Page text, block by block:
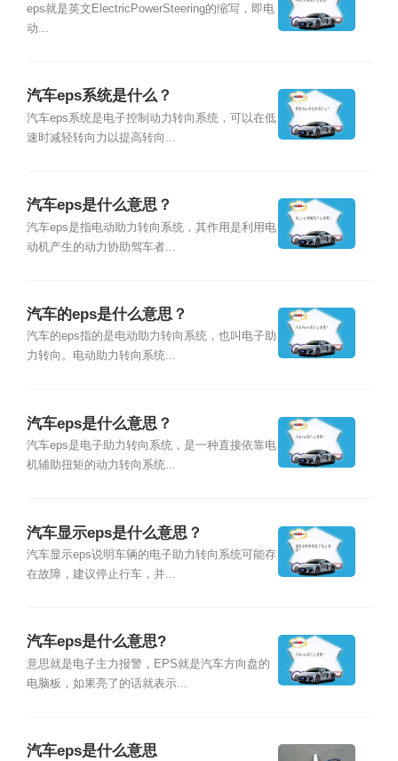
eps就是英文ElectricPowerSteering的缩写，即电
动...
汽车eps系统是什么？
汽车eps系统是电子控制动力转向系统，可以在低
速时减轻转向力以提高转向...
汽车eps是什么意思？
汽车eps是指电动助力转向系统，其作用是利用电
动机产生的动力协助驾车者...
汽车的eps是什么意思？
汽车的eps指的是电动助力转向系统，也叫电子助
力转向。电动助力转向系统...
汽车eps是什么意思？
汽车eps是电子助力转向系统，是一种直接依靠电
机辅助扭矩的动力转向系统...
汽车显示eps是什么意思？
汽车显示eps说明车辆的电子助力转向系统可能存
在故障，建议停止行车，并...
汽车eps是什么意思?
意思就是电子主力报警，EPS就是汽车方向盘的
电脑板，如果亮了的话就表示...
汽车eps是什么意思